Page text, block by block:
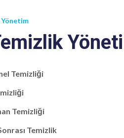
Temizliği
Temizliği
Temizlik